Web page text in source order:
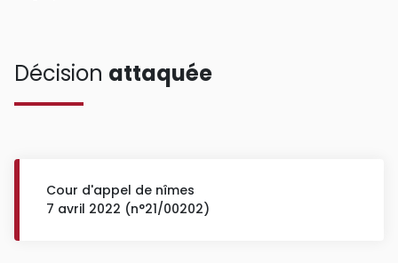
Décision attaquée
Cour d'appel de nîmes
7 avril 2022 (n°21/00202)